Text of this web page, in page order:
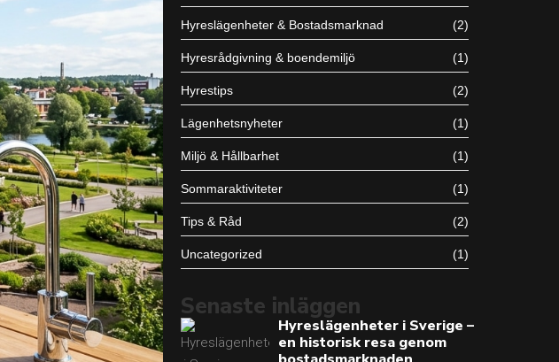
Hyreslägenheter & Bostadsmarknad (2)
Hyresrådgivning & boendemiljö (1)
Hyrestips (2)
Lägenhetsnyheter (1)
Miljö & Hållbarhet (1)
Sommaraktiviteter (1)
Tips & Råd (2)
Uncategorized (1)
Senaste inläggen
Hyreslägenheter i Sverige –
en historisk resa genom